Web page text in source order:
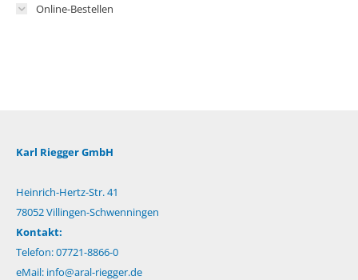
Online-Bestellen
Karl Riegger GmbH
Heinrich-Hertz-Str. 41
78052 Villingen-Schwenningen
Kontakt:
Telefon: 07721-8866-0
eMail: info@aral-riegger.de